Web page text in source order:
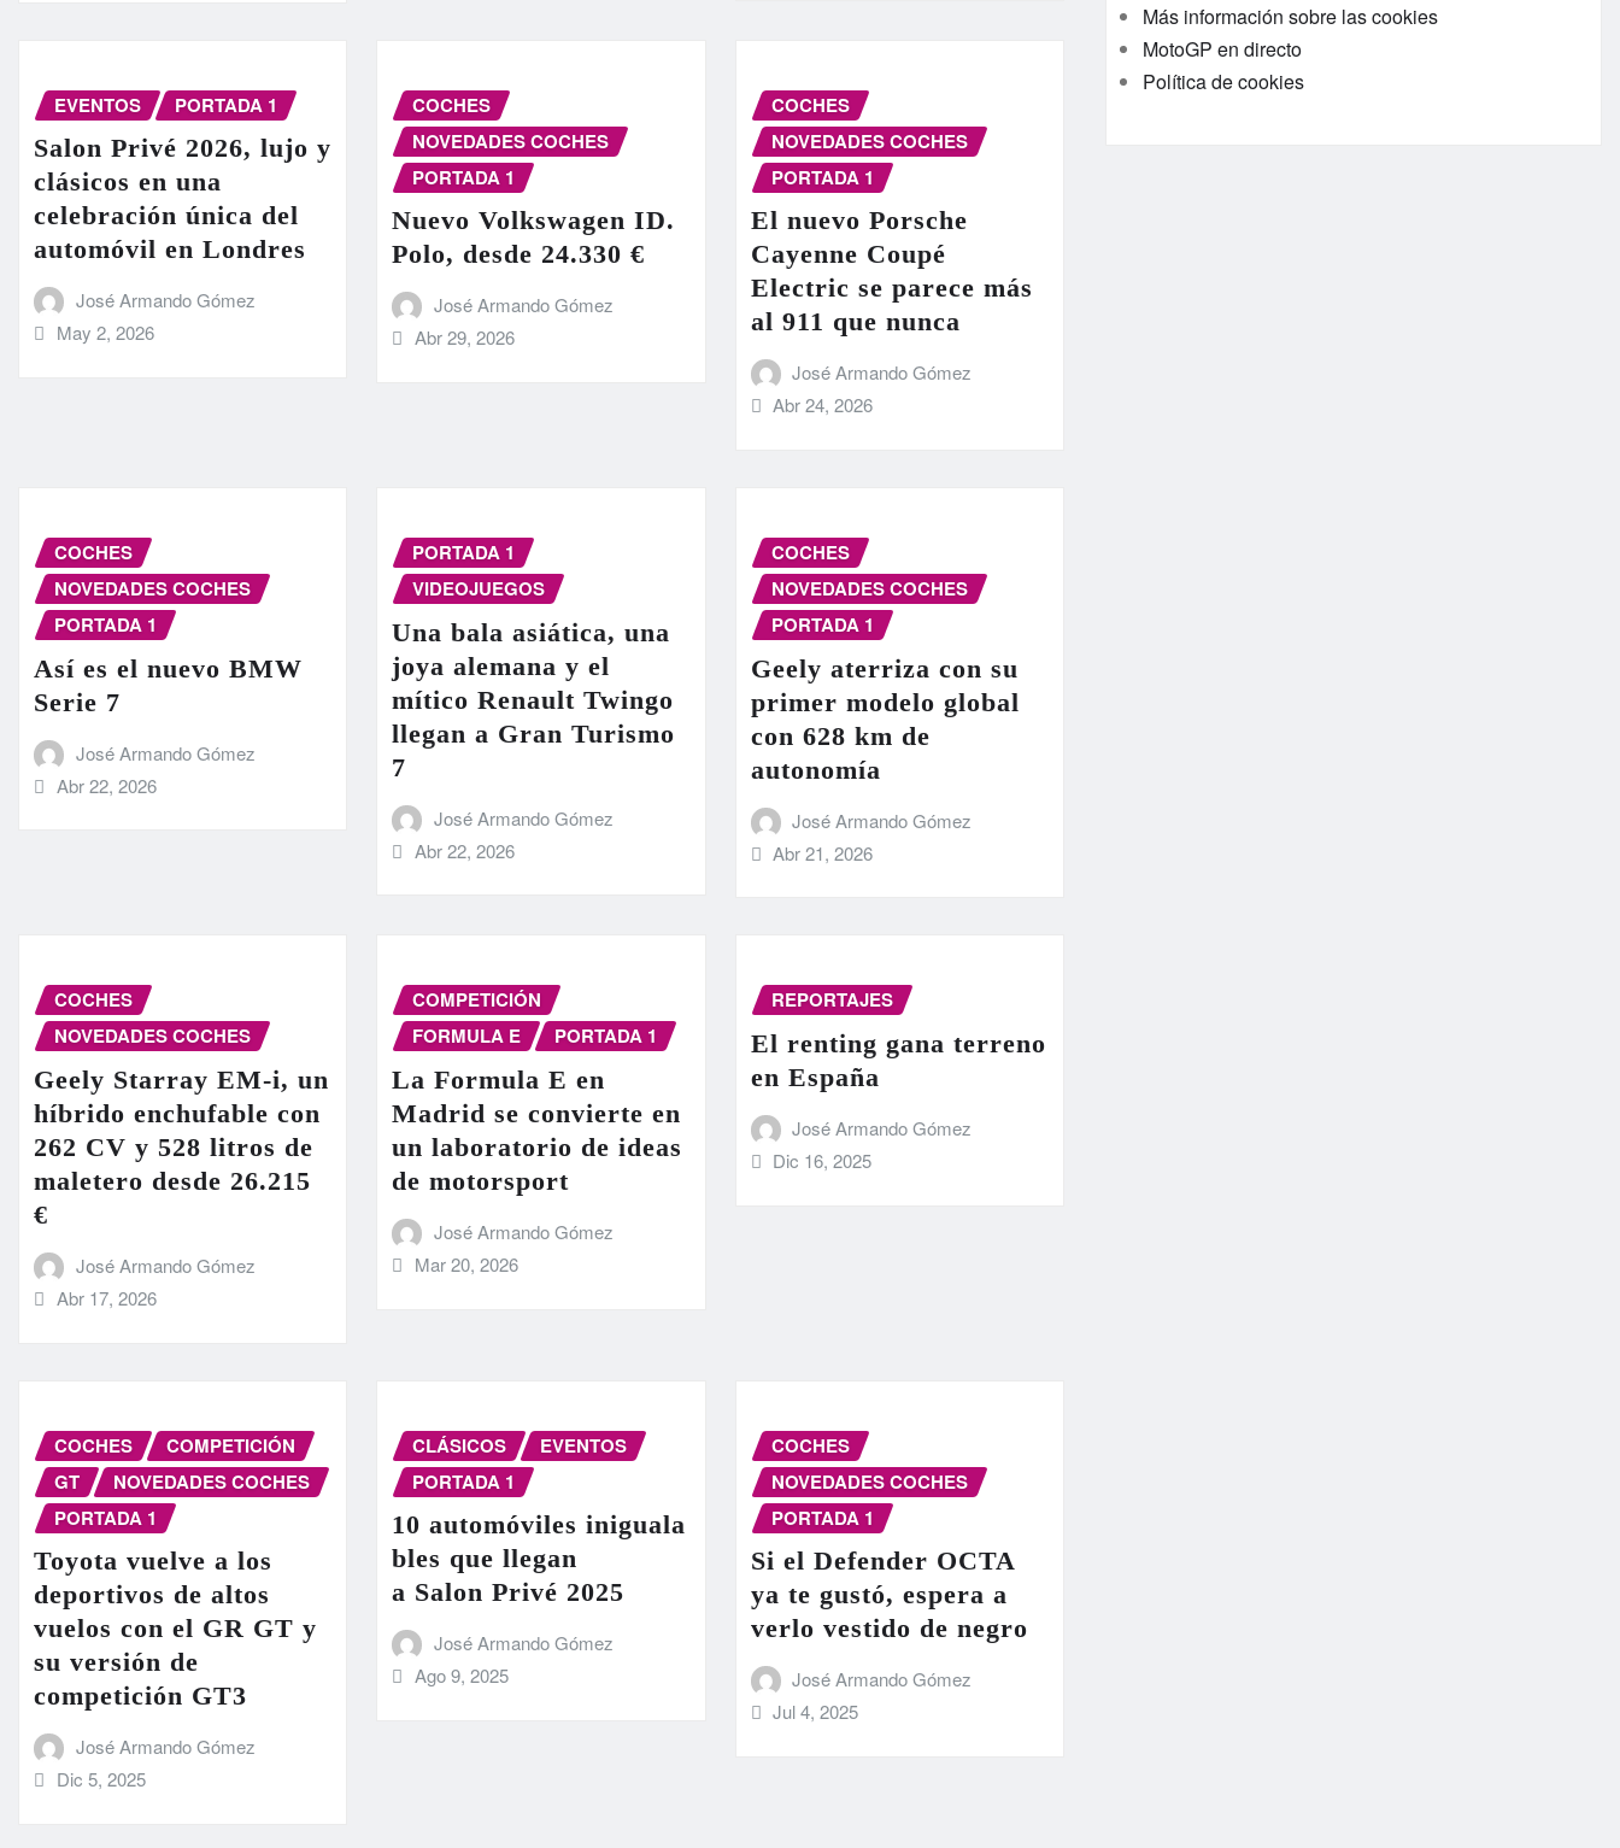
EVENTOS PORTADA 1
Salon Privé 2026, lujo y
clásicos en una
celebración única del
automóvil en Londres
José Armando Gómez
May 2, 2026
COCHES
NOVEDADES COCHES
PORTADA 1
Nuevo Volkswagen ID.
Polo, desde 24.330 €
José Armando Gómez
Abr 29, 2026
COCHES
NOVEDADES COCHES
PORTADA 1
El nuevo Porsche
Cayenne Coupé
Electric se parece más
al 911 que nunca
José Armando Gómez
Abr 24, 2026
COCHES
NOVEDADES COCHES
PORTADA 1
Así es el nuevo BMW
Serie 7
José Armando Gómez
Abr 22, 2026
PORTADA 1
VIDEOJUEGOS
Una bala asiática, una
joya alemana y el
mítico Renault Twingo
llegan a Gran Turismo
7
José Armando Gómez
Abr 22, 2026
COCHES
NOVEDADES COCHES
PORTADA 1
Geely aterriza con su
primer modelo global
con 628 km de
autonomía
José Armando Gómez
Abr 21, 2026
COCHES
NOVEDADES COCHES
Geely Starray EM-i, un
híbrido enchufable con
262 CV y 528 litros de
maletero desde 26.215
€
José Armando Gómez
Abr 17, 2026
COMPETICIÓN
FORMULA E
PORTADA 1
La Formula E en
Madrid se convierte en
un laboratorio de ideas
de motorsport
José Armando Gómez
Mar 20, 2026
REPORTAJES
El renting gana terreno
en España
José Armando Gómez
Dic 16, 2025
COCHES
COMPETICIÓN
GT
NOVEDADES COCHES
PORTADA 1
Toyota vuelve a los
deportivos de altos
vuelos con el GR GT y
su versión de
competición GT3
José Armando Gómez
Dic 5, 2025
CLÁSICOS
EVENTOS
PORTADA 1
10 automóviles iniguala
bles que llegan
a Salon Privé 2025
José Armando Gómez
Ago 9, 2025
COCHES
NOVEDADES COCHES
PORTADA 1
Si el Defender OCTA
ya te gustó, espera a
verlo vestido de negro
José Armando Gómez
Jul 4, 2025
Más información sobre las cookies
MotoGP en directo
Política de cookies